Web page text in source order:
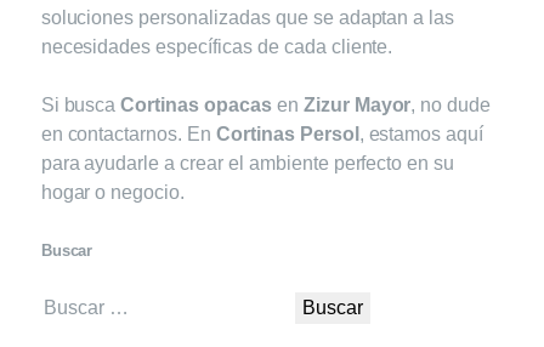
soluciones personalizadas que se adaptan a las
necesidades específicas de cada cliente.
Si buscaCortinas opacasen Zizur Mayor, no dude
en contactarnos. En Cortinas Persol , estamos aquí
para ayudarle a crear el ambiente perfecto en su
hogar o negocio.
Buscar
Buscar: